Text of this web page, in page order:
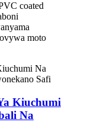
coated
moto
Kiuchumi
Na